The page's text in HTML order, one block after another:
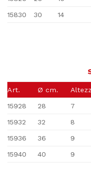
15830 30 14
Art. Ø cm.
15928 28 7
15932 32 8
15936 36 9
15940 40 9